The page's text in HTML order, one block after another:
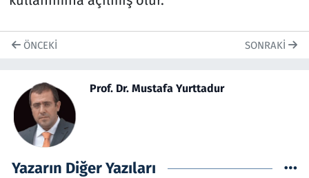
ÖNCEKI SONRAKI
Prof. Dr. Mustafa Yurttadur
Yazarın Diğer Yazıları